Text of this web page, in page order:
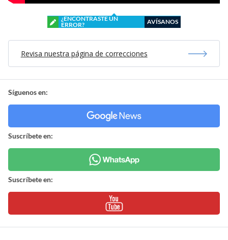
¿ENCONTRASTE UN
ERROR?
AVÍSANOS
Revisa nuestra página de correcciones
Síguenos en:
Suscríbete en:
Suscríbete en: